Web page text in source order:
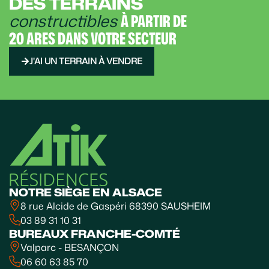
constructiblesÀ PARTIR DE
20 ARES DANS VOTRE SECTEUR
J'AI UN TERRAIN À VENDRE
NOTRE SIÈGE EN ALSACE
8 rue Alcide de Gaspéri 68390 SAUSHEIM
03 89 31 10 31
BUREAUX FRANCHE-COMTÉ
Valparc - BESANÇON
06 60 63 85 70